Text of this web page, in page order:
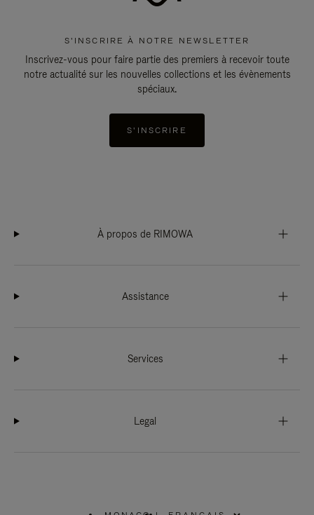
S'INSCRIRE À NOTRE NEWSLETTER
Inscrivez-vous pour faire partie des premiers à recevoir toute
notre actualité sur les nouvelles collections et les évènements
spéciaux.
S'INSCRIRE
À propos de RIMOWA
Assistance
Services
Legal